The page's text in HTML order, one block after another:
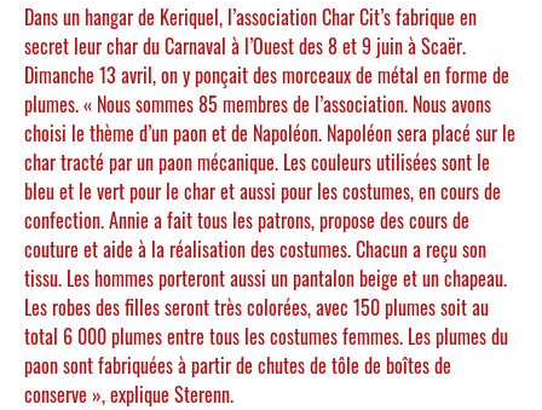
Dans un hangar de Keriquel, l’association Char Cit’s fabrique en
secret leur char du Carnaval à l’Ouest des 8 et 9 juin à Scaër.
Dimanche 13 avril, on y ponçait des morceaux de métal en forme de
plumes. « Nous sommes 85 membres de l’association. Nous avons
choisi le thème d’un paon et de Napoléon. Napoléon sera placé sur le
char tracté par un paon mécanique. Les couleurs utilisées sont le
bleu et le vert pour le char et aussi pour les costumes, en cours de
confection. Annie a fait tous les patrons, propose des cours de
couture et aide à la réalisation des costumes. Chacun a reçu son
tissu. Les hommes porteront aussi un pantalon beige et un chapeau.
Les robes des filles seront très colorées, avec 150 plumes soit au
total 6 000 plumes entre tous les costumes femmes. Les plumes du
paon sont fabriquées à partir de chutes de tôle de boîtes de
conserve », explique Sterenn.